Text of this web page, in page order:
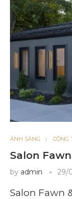
ÁNH SÁNG CÔNG
Salon
by admin 29/
Salon Fawn